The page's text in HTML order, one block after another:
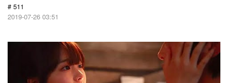
# 511
2019-07-26 03:51